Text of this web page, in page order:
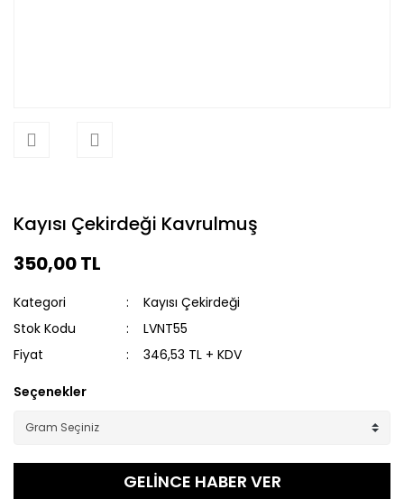
Kayısı Çekirdeği Kavrulmuş
350,00 TL
Kategori
Kayısı Çekirdeği
Stok Kodu
LVNT55
Fiyat
346,53 TL + KDV
Seçenekler
GELİNCE HABER VER